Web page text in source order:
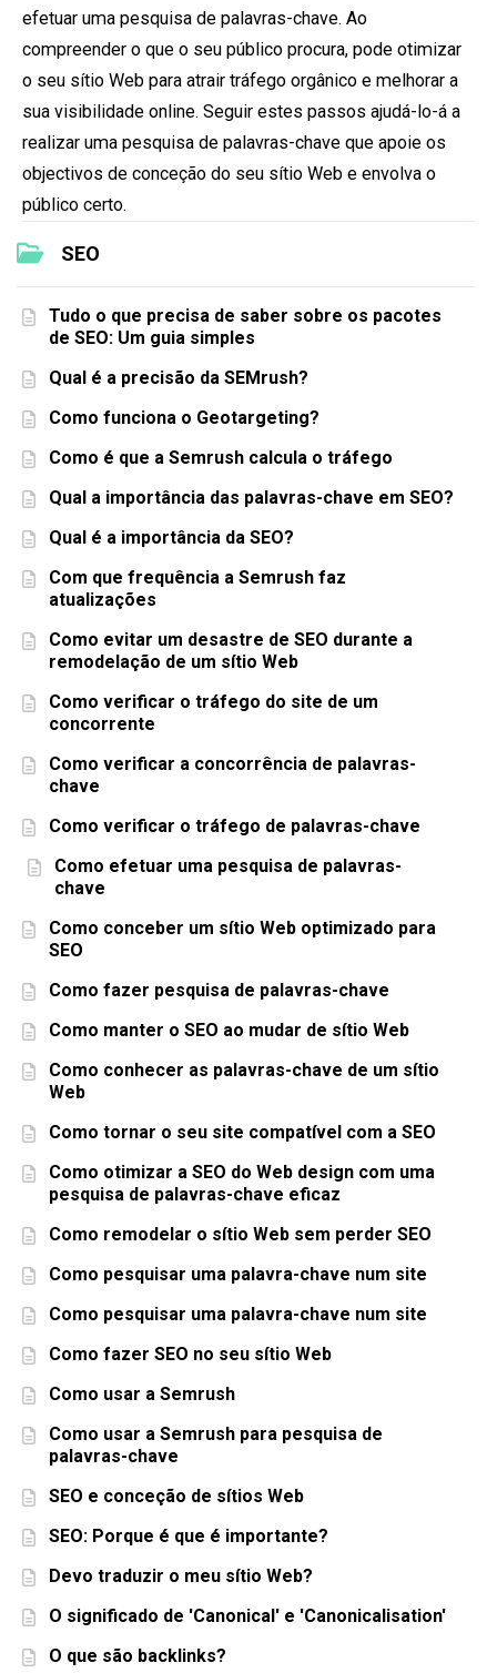
SEO
Tudo o que precisa de saber sobre os pacotes
de SEO: Um guia simples
Qual é a precisão da SEMrush?
Como funciona o Geotargeting?
Como é que a Semrush calcula o tráfego
Qual a importância das palavras-chave em SEO?
Qual é a importância da SEO?
Com que frequência a Semrush faz
atualizações
Como evitar um desastre de SEO durante a
remodelação de um sítio Web
Como verificar o tráfego do site de um
concorrente
Como verificar a concorrência de palavras-
chave
Como verificar o tráfego de palavras-chave
Como efetuar uma pesquisa de palavras-
chave
Como conceber um sítio Web optimizado para
SEO
Como fazer pesquisa de palavras-chave
Como manter o SEO ao mudar de sítio Web
Como conhecer as palavras-chave de um sítio
Web
Como tornar o seu site compatível com a SEO
Como otimizar a SEO do Web design com uma
pesquisa de palavras-chave eficaz
Como remodelar o sítio Web sem perder SEO
Como pesquisar uma palavra-chave num site
Como pesquisar uma palavra-chave num site
Como fazer SEO no seu sítio Web
Como usar a Semrush
Como usar a Semrush para pesquisa de
palavras-chave
SEO e conceção de sítios Web
SEO: Porque é que é importante?
Devo traduzir o meu sítio Web?
O significado de 'Canonical' e 'Canonicalisation'
O que são backlinks?
efetuar uma pesquisa de palavras-chave. Ao
compreender o que o seu público procura, pode otimizar
o seu sítio Web para atrair tráfego orgânico e melhorar a
sua visibilidade online. Seguir estes passos ajudá-lo-á a
realizar uma pesquisa de palavras-chave que apoie os
objectivos de conceção do seu sítio Web e envolva o
público certo.